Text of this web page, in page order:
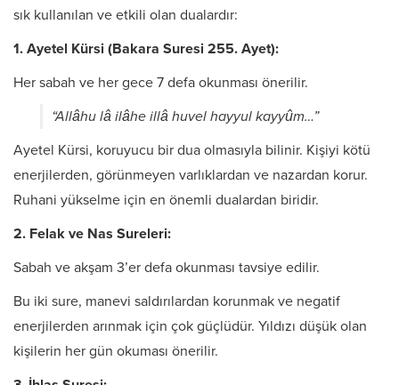
sık kullanılan ve etkili olan dualardır:
1. Ayetel Kürsi (Bakara Suresi 255. Ayet):
Her sabah ve her gece 7 defa okunması önerilir.
“Allâhu lâ ilâhe illâ huvel hayyul kayyûm…”
Ayetel Kürsi, koruyucu bir dua olmasıyla bilinir. Kişiyi kötü
enerjilerden, görünmeyen varlıklardan ve nazardan korur.
Ruhani yükselme için en önemli dualardan biridir.
2. Felak ve Nas Sureleri:
Sabah ve akşam 3’er defa okunması tavsiye edilir.
Bu iki sure, manevi saldırılardan korunmak ve negatif
enerjilerden arınmak için çok güçlüdür. Yıldızı düşük olan
kişilerin her gün okuması önerilir.